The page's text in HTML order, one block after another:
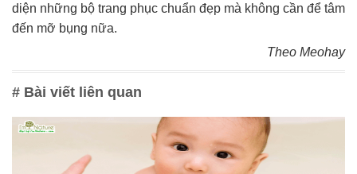
diện những bộ trang phục chuẩn đẹp mà không cần để tâm
đến mỡ bụng nữa.
Theo Meohay
# Bài viết liên quan